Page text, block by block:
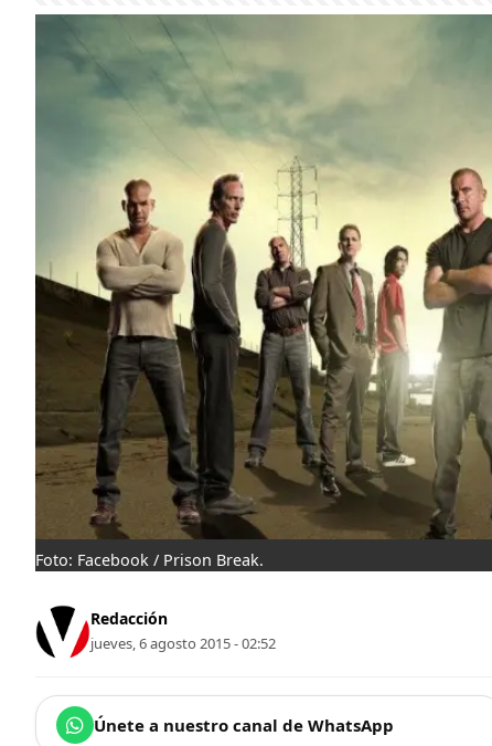
Foto: Facebook / Prison Break.
Redacción
jueves, 6 agosto 2015 - 02:52
Únete a nuestro canal de WhatsApp